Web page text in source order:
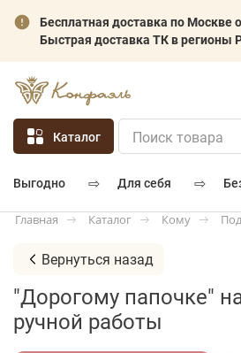
Бесплатная доставка по Москве
Быстрая доставка ТК в регионы
Каталог
выгодно ⇨ для себя ⇨
Главная Каталог Кому
Вернуться назад
"Дорогому папочке"
ручной работы